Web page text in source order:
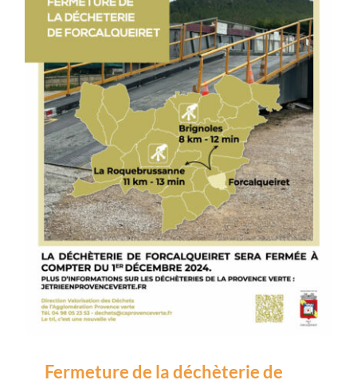
Fermeture de la déchèterie de